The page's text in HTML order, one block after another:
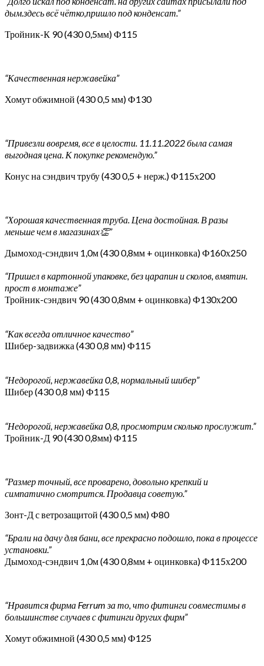
дым.здесь всё чётко,пришло под конденсат.”
Тройник-К 90 (430 0,5мм) Ф115
“Качественная нержавейка”
Хомут обжимной (430 0,5 мм) Ф130
“Привезли вовремя, все в целости. 11.11.2022 была самая
выгодная цена. К покупке рекомендую.”
Конус на сэндвич трубу (430 0,5 + нерж.) Ф115х200
“Хорошая качественная труба. Цена достойная. В разы
меньше чем в магазинах👏”
Дымоход-сэндвич 1,0м (430 0,8мм + оцинковка) Ф160х250
“Пришел в картонной упаковке, без царапин и сколов, вмятин.
прост в монтаже”
Тройник-сэндвич 90 (430 0,8мм + оцинковка) Ф130х200
“Как всегда отличное качество”
Шибер-задвижка (430 0,8 мм) Ф115
“Недорогой, нержавейка 0,8, нормальный шибер”
Шибер (430 0,8 мм) Ф115
“Недорогой, нержавейка 0,8, просмотрим сколько прослужит.”
Тройник-Д 90 (430 0,8мм) Ф115
“Размер точный, все проварено, довольно крепкий и
симпатично смотрится. Продавца советую.”
Зонт-Д с ветрозащитой (430 0,5 мм) Ф80
“Брали на дачу для бани, все прекрасно подошло, пока в процессе
установки.”
Дымоход-сэндвич 1,0м (430 0,8мм + оцинковка) Ф115х200
“Нравится фирма Ferrum за то, что фитинги совместимы в
большинстве случаев с фитинги других фирм”
Хомут обжимной (430 0,5 мм) Ф125